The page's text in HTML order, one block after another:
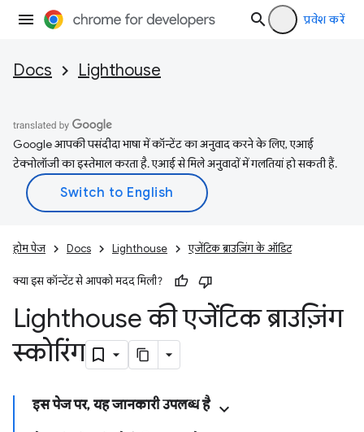
प्रवेश करें
Docs Lighthouse
Google आपकी पसंदीदा भाषा में कॉन्टेंट का अनुवाद करने के लिए, एआई
टेक्नोलॉजी का इस्तेमाल करता है. एआई से मिले अनुवादों में गलतियां हो सकती हैं.
होम पेज Docs Lighthouse एजेंटिक ब्राउज़िंग के ऑडिट
क्या इस कॉन्टेंट से आपको मदद मिली?
Lighthouse की एजेंटिक ब्राउज़िंग
स्कोरिंग
इस पेज पर, यह जानकारी उपलब्ध है